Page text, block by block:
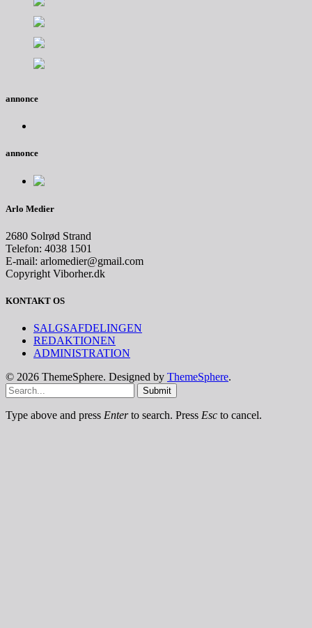
annonce
annonce
Arlo Medier
2680 Solrød Strand
Telefon: 4038 1501
E-mail: arlomedier@gmail.com
Copyright Viborher.dk
KONTAKT OS
SALGSAFDELINGEN
REDAKTIONEN
ADMINISTRATION
© 2026 ThemeSphere. Designed by ThemeSphere.
Submit
Type above and press Enterto search. Press Esc to cancel.